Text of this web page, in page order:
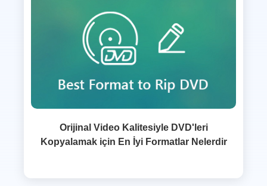
Orijinal Video Kalitesiyle DVD'leri
Kopyalamak için En İyi Formatlar Nelerdir